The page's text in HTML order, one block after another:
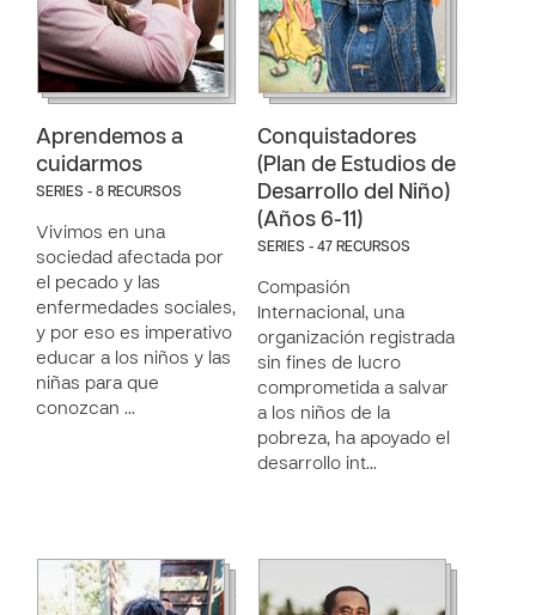
Aprendemos a
cuidarmos
SERIES - 8 RECURSOS
Vivimos en una
sociedad afectada por
el pecado y las
enfermedades sociales,
y por eso es imperativo
educar a los niños y las
niñas para que
conozcan …
Conquistadores
(Plan de Estudios de
Desarrollo del Niño)
(Años 6-11)
SERIES - 47 RECURSOS
Compasión
Internacional, una
organización registrada
sin fines de lucro
comprometida a salvar
a los niños de la
pobreza, ha apoyado el
desarrollo int…